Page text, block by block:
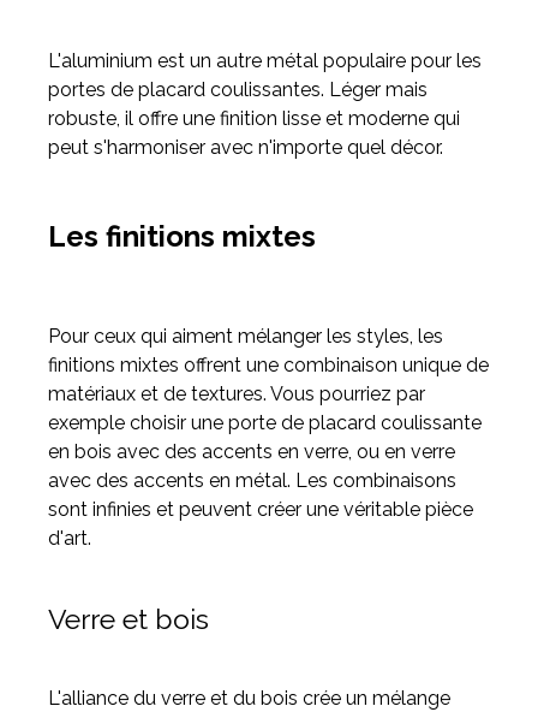
L'aluminium est un autre métal populaire pour les
portes de placard coulissantes. Léger mais
robuste, il offre une finition lisse et moderne qui
peut s'harmoniser avec n'importe quel décor.
Les finitions mixtes
Pour ceux qui aiment mélanger les styles, les
finitions mixtes offrent une combinaison unique de
matériaux et de textures. Vous pourriez par
exemple choisir une porte de placard coulissante
en bois avec des accents en verre, ou en verre
avec des accents en métal. Les combinaisons
sont infinies et peuvent créer une véritable pièce
d'art.
Verre et bois
L'alliance du verre et du bois crée un mélange